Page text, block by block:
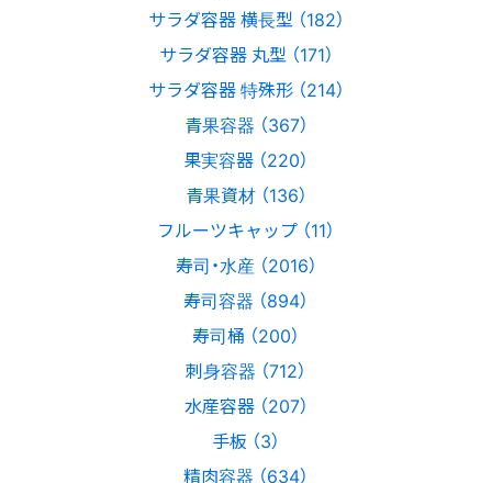
サラダ容器 横長型 （182）
サラダ容器 丸型 （171）
サラダ容器 特殊形 （214）
青果容器 （367）
果実容器 （220）
青果資材 （136）
フルーツキャップ （11）
寿司・水産 （2016）
寿司容器 （894）
寿司桶 （200）
刺身容器 （712）
水産容器 （207）
手板 （3）
精肉容器 （634）